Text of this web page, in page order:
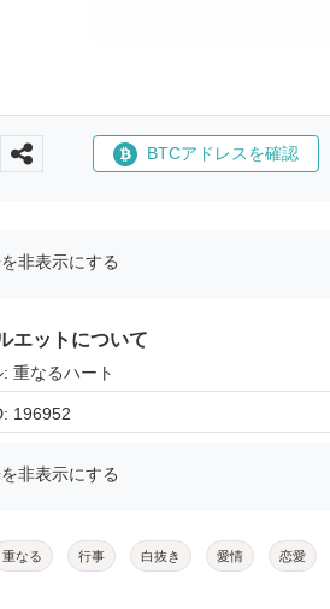
BTCアドレスを確認
非表示にする
エットについて
重なるハート
196952
非表示にする
重なる 行事 白抜き 愛情 恋愛